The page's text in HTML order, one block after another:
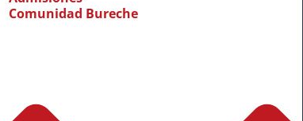
Comunidad Bureche